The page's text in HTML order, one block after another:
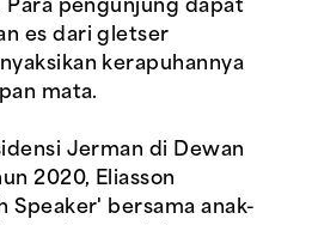
Para pengunjung dapat
es dari gletser
kerapuhannya
mata.
Jerman di Dewan
2020, Eliasson
Speaker' bersama anak-